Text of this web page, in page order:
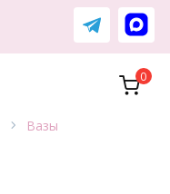
0
Вазы